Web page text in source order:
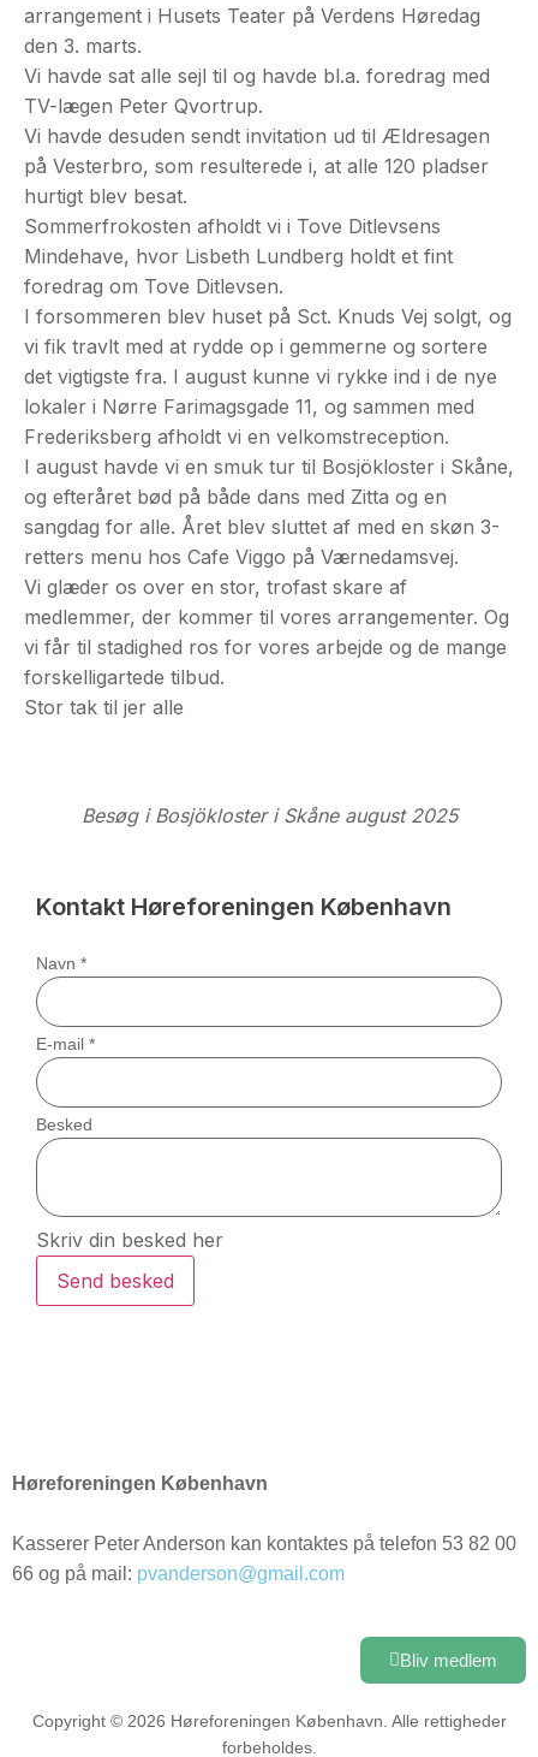
arrangement i Husets Teater på Verdens Høredag
den 3. marts.
Vi havde sat alle sejl til og havde bl.a. foredrag med
TV-lægen Peter Qvortrup.
Vi havde desuden sendt invitation ud til Ældresagen
på Vesterbro, som resulterede i, at alle 120 pladser
hurtigt blev besat.
Sommerfrokosten afholdt vi i Tove Ditlevsens
Mindehave, hvor Lisbeth Lundberg holdt et fint
foredrag om Tove Ditlevsen.
I forsommeren blev huset på Sct. Knuds Vej solgt, og
vi fik travlt med at rydde op i gemmerne og sortere
det vigtigste fra. I august kunne vi rykke ind i de nye
lokaler i Nørre Farimagsgade 11, og sammen med
Frederiksberg afholdt vi en velkomstreception.
I august havde vi en smuk tur til Bosjökloster i Skåne,
og efteråret bød på både dans med Zitta og en
sangdag for alle. Året blev sluttet af med en skøn 3-
retters menu hos Cafe Viggo på Værnedamsvej.
Vi glæder os over en stor, trofast skare af
medlemmer, der kommer til vores arrangementer. Og
vi får til stadighed ros for vores arbejde og de mange
forskelligartede tilbud.
Stor tak til jer alle
Besøg i Bosjökloster i Skåne august 2025
Kontakt Høreforeningen København
Navn *
E-mail *
Besked
Skriv din besked her
Send besked
Høreforeningen København
Kasserer Peter Anderson kan kontaktes på telefon 53 82 00
66 og på mail: pvanderson@gmail.com
Bliv medlem
Copyright © 2026 Høreforeningen København. Alle rettigheder
forbeholdes.